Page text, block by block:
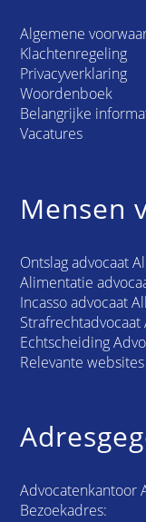
Algemene
Klachtenregeling
Privacyverklaring
Woordenboek
Belangrijke
Vacatures
Mensen
Ontslag advocaat
Alimentatie
Incasso advocaat
Strafrechtadvocaat
Echtscheiding
Relevante websites
Advocatenkantoor
Bezoekadres: